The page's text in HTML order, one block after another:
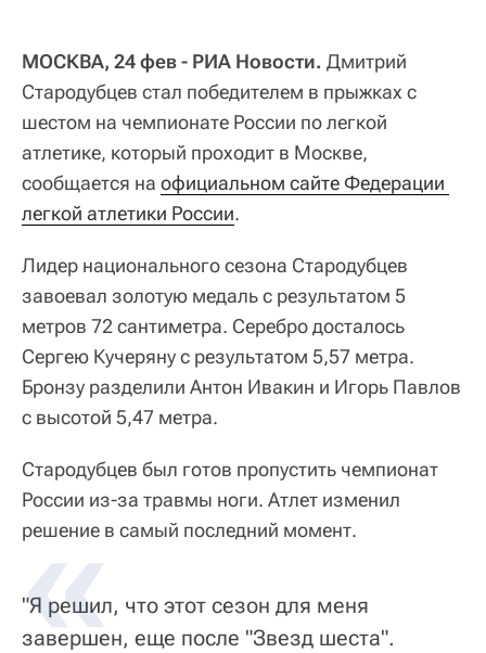
МОСКВА, 24 фев - РИА Новости. Дмитрий
Стародубцев стал победителем в прыжках с
шестом на чемпионате России по легкой
атлетике, который проходит в Москве,
сообщается на официальном сайте Федерации
легкой атлетики России.
Лидер национального сезона Стародубцев
завоевал золотую медаль с результатом 5
метров 72 сантиметра. Серебро досталось
Сергею Кучеряну с результатом 5,57 метра.
Бронзу разделили Антон Ивакин и Игорь Павлов
с высотой 5,47 метра.
Стародубцев был готов пропустить чемпионат
России из-за травмы ноги. Атлет изменил
решение в самый последний момент.
"Я решил, что этот сезон для меня
завершен, еще после "Звезд шеста".